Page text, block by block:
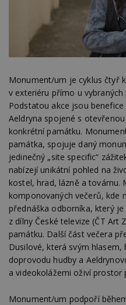
Monument/um je cyklus čtyř
v exteriéru přímo u
Podstatou akce jsou benefice
Aeldryna spojené s
konkrétní památku.
památka, spojuje daný
jedinečný „site specific“
nabízejí unikátní pohled na
kostel, hrad, lázně a
komponovaných večerů, kde
přednáška odborníka, který
z dílny České televize (ČT
památku. Další část večera
Dusilové, která svým hlasem,
doprovodu hudby a
a videokolážemi oživí prostor
Monument/um podpoří